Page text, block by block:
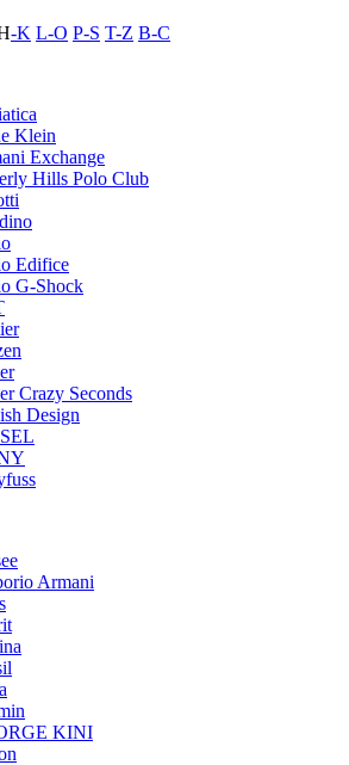
-K L-O P-S T-Z В-С
Klein
Exchange
Hills Polo Club
Edifice
G-Shock
Crazy Seconds
Design
Armani
KINI